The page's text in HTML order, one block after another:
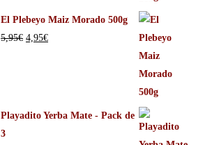
El Plebeyo Maiz Morado 500g
5,95€ 4,95€
Playadito Yerba Mate - Pack de
3